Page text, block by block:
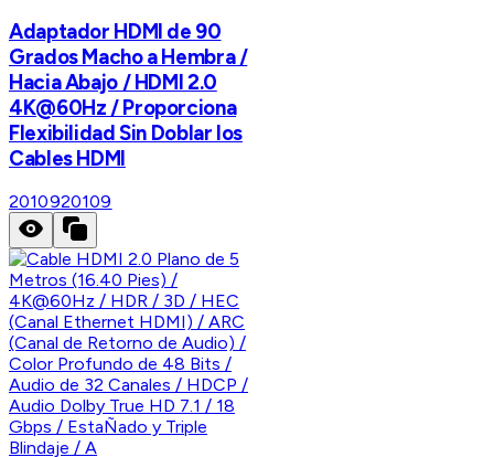
Adaptador HDMI de 90
Grados Macho a Hembra /
Hacia Abajo / HDMI 2.0
4K@60Hz / Proporciona
Flexibilidad Sin Doblar los
Cables HDMI
2010920109